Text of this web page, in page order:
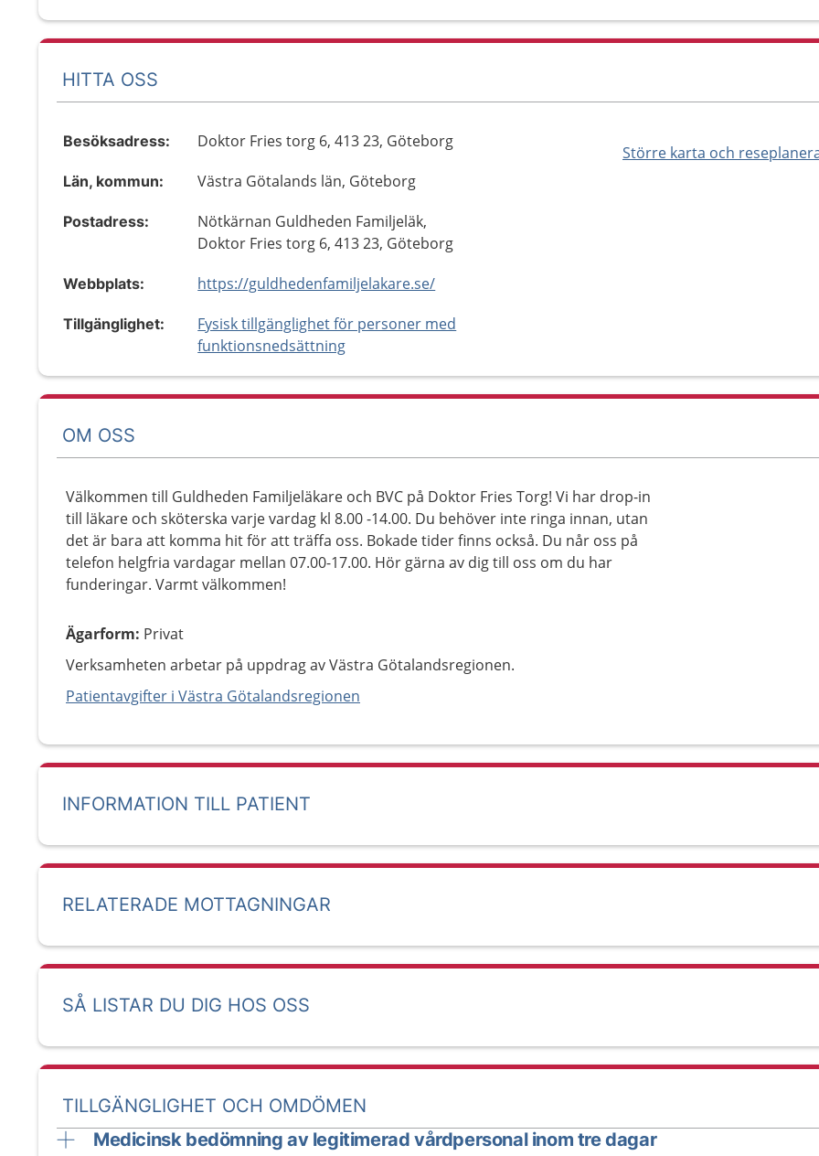
HITTA OSS
Större karta och
Besöksadress: Doktor Fries torg 6, 413 23, Göteborg
Län, kommun: Västra Götalands län, Göteborg
Postadress:
Nötkärnan Guldheden Familjeläk,
Doktor Fries torg 6, 413 23, Göteborg
Webbplats: https://guldhedenfamiljelakare.se/
Tillgänglighet:
Fysisk tillgänglighet för personer med
funktionsnedsättning
OM OSS
Välkommen till Guldheden Familjeläkare och BVC på Doktor Fries Torg! Vi har drop-in
till läkare och sköterska varje vardag kl 8.00 -14.00. Du behöver inte ringa innan, utan
det är bara att komma hit för att träffa oss. Bokade tider finns också. Du når oss på
telefon helgfria vardagar mellan 07.00-17.00. Hör gärna av dig till oss om du har
funderingar. Varmt välkommen!
Ägarform: Privat
Verksamheten arbetar på uppdrag av Västra Götalandsregionen.
Patientavgifter i Västra Götalandsregionen
INFORMATION TILL PATIENT
RELATERADE MOTTAGNINGAR
SÅ LISTAR DU DIG HOS OSS
TILLGÄNGLIGHET OCH OMDÖMEN
Medicinsk bedömning av legitimerad vårdpersonal inom tre dagar